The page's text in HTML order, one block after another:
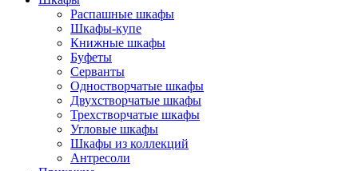
Распашные шкафы
Шкафы-купе
Книжные шкафы
Буфеты
Серванты
Одностворчатые шкафы
Двухстворчатые шкафы
Трехстворчатые шкафы
Угловые шкафы
Шкафы из коллекций
Антресоли